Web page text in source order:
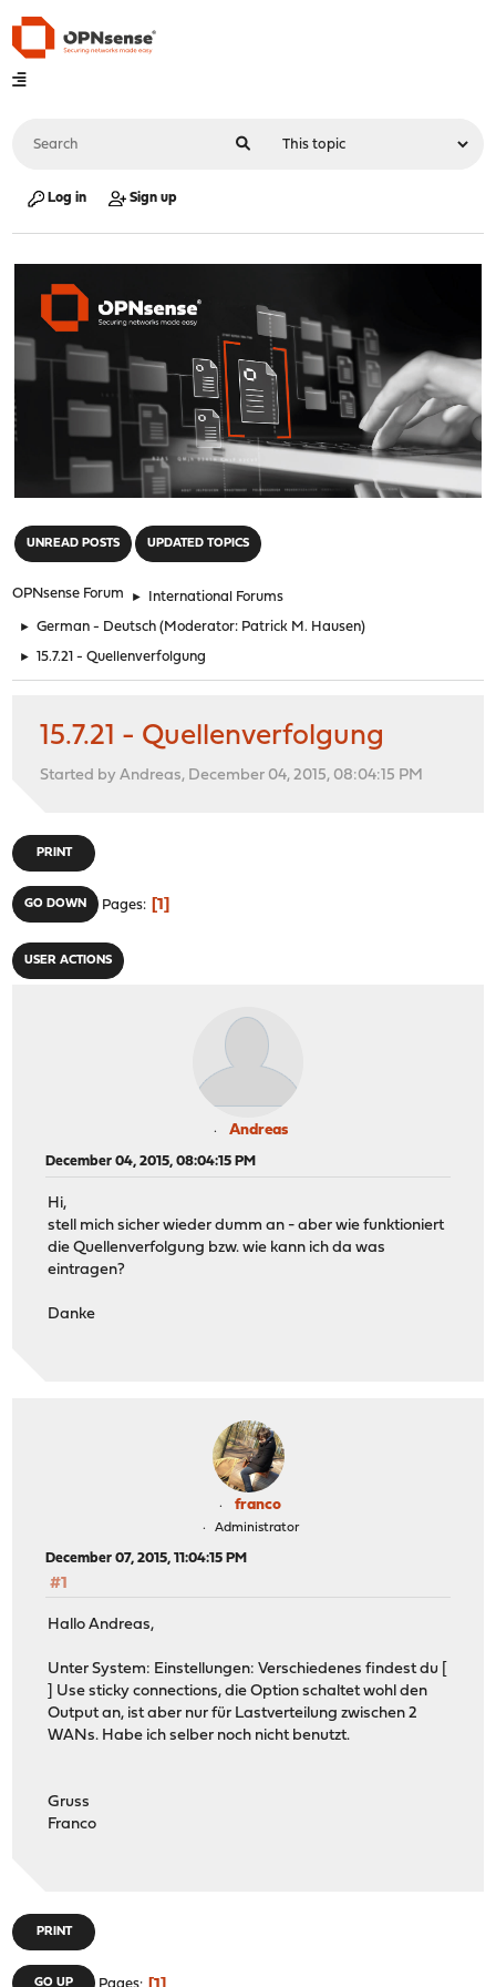
Log in Sign up
UNREAD POSTS UPDATED TOPICS
OPNsense Forum ► International Forums
► German - Deutsch (Moderator: Patrick M. Hausen)
► 15.7.21 - Quellenverfolgung
15.7.21 - Quellenverfolgung
Started by Andreas, December 04, 2015, 08:04:15 PM
PRINT
GO DOWN Pages 1
USER ACTIONS
Andreas
December 04, 2015, 08:04:15 PM
Hi,
stell mich sicher wieder dumm an - aber wie funktioniert
die Quellenverfolgung bzw. wie kann ich da was
eintragen?
Danke
franco
Administrator
December 07, 2015, 11:04:15 PM
#1
Hallo Andreas,
Unter System: Einstellungen: Verschiedenes findest du [
] Use sticky connections, die Option schaltet wohl den
Output an, ist aber nur für Lastverteilung zwischen 2
WANs. Habe ich selber noch nicht benutzt.
Gruss
Franco
PRINT
GO UP